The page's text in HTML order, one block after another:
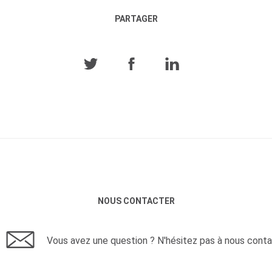
PARTAGER
NOUS CONTACTER
Vous avez une question ? N'hésitez pas à nous